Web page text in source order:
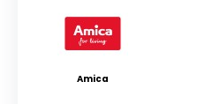
Amica